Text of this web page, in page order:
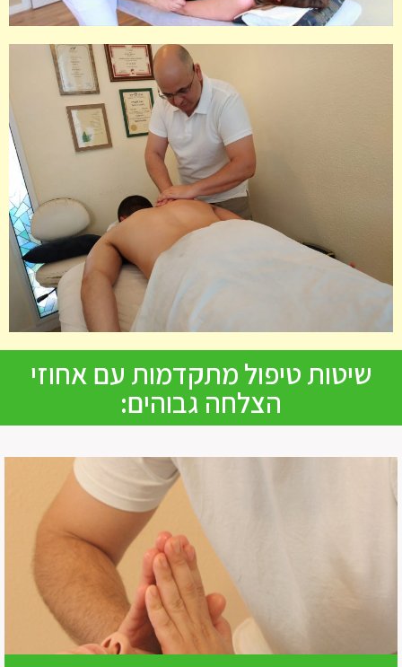
שיטות טיפול מתקדמות עם אחוזי
הצלחה גבוהים: